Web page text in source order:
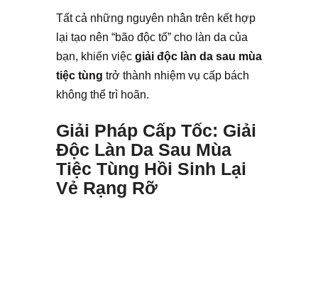
Tất cả những nguyên nhân trên kết hợp
lại tạo nên “bão độc tố” cho làn da của
bạn, khiến việc giải độc làn da sau mùa
tiệc tùng trở thành nhiệm vụ cấp bách
không thể trì hoãn.
Giải Pháp Cấp Tốc: Giải
Độc Làn Da Sau Mùa
Tiệc Tùng Hồi Sinh Lại
Vẻ Rạng Rỡ